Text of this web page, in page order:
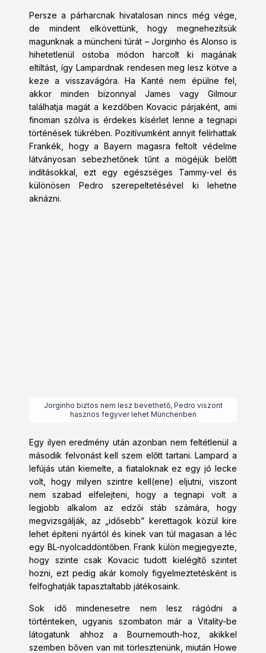
Persze a párharcnak hivatalosan nincs még vége,
de mindent elkövettünk, hogy megnehezítsük
magunknak a müncheni túrát – Jorginho és Alonso is
hihetetlenül ostoba módon harcolt ki magának
eltiltást, így Lampardnak rendesen meg lesz kötve a
keze a visszavágóra. Ha Kanté nem épülne fel,
akkor minden bizonnyal James vagy Gilmour
találhatja magát a kezdőben Kovacic párjaként, ami
finoman szólva is érdekes kísérlet lenne a tegnapi
történések tükrében. Pozitívumként annyit felírhattak
Frankék, hogy a Bayern magasra feltolt védelme
látványosan sebezhetőnek tűnt a mögéjük belőtt
indításokkal, ezt egy egészséges Tammy-vel és
különösen Pedro szerepeltetésével ki lehetne
aknázni.
Jorginho biztos nem lesz bevethető, Pedro viszont
hasznos fegyver lehet Münchenben
Egy ilyen eredmény után azonban nem feltétlenül a
második felvonást kell szem előtt tartani. Lampard a
lefújás után kiemelte, a fiataloknak ez egy jó lecke
volt, hogy milyen szintre kell(ene) eljutni, viszont
nem szabad elfelejteni, hogy a tegnapi volt a
legjobb alkalom az edzői stáb számára, hogy
megvizsgálják, az „idősebb” kerettagok közül kire
lehet építeni nyártól és kinek van túl magasan a léc
egy BL-nyolcaddöntőben. Frank külön megjegyezte,
hogy szinte csak Kovacic tudott kielégítő szintet
hozni, ezt pedig akár komoly figyelmeztetésként is
felfoghatják tapasztaltabb játékosaink.
Sok idő mindenesetre nem lesz rágódni a
történteken, ugyanis szombaton már a Vitality-be
látogatunk ahhoz a Bournemouth-hoz, akikkel
szemben bőven van mit törlesztenünk, miután Howe